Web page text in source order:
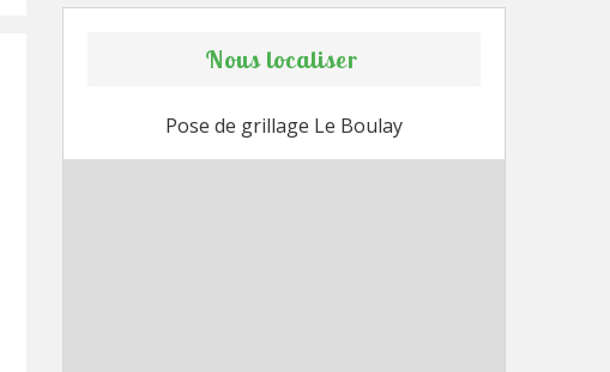
Nous localiser
Pose de grillage Le Boulay